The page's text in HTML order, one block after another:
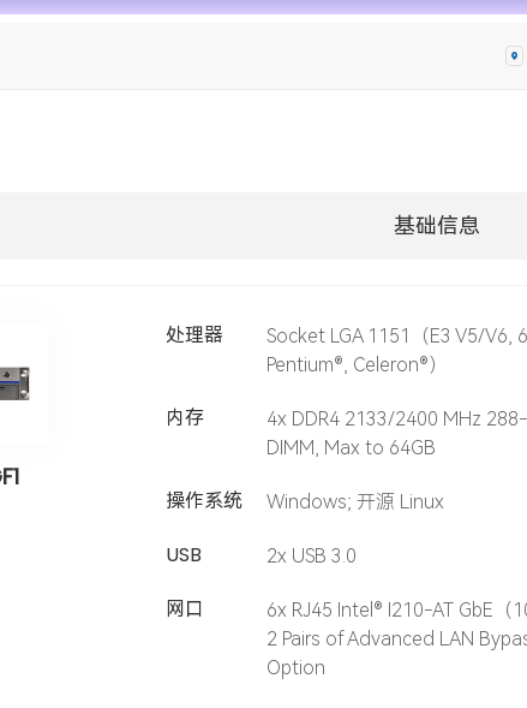
基础信息
处理器
Socket LGA 1151（E3 V5/V6,
Pentium®, Celeron®）
内存
4x DDR4 2133/2400 MHz
DIMM, Max to 64GB
操作系统 Windows; 开源 Linux
USB 2x USB 3.0
网口
6x RJ45 Intel® I210-AT GbE（
2 Pairs of Advanced LAN
Option